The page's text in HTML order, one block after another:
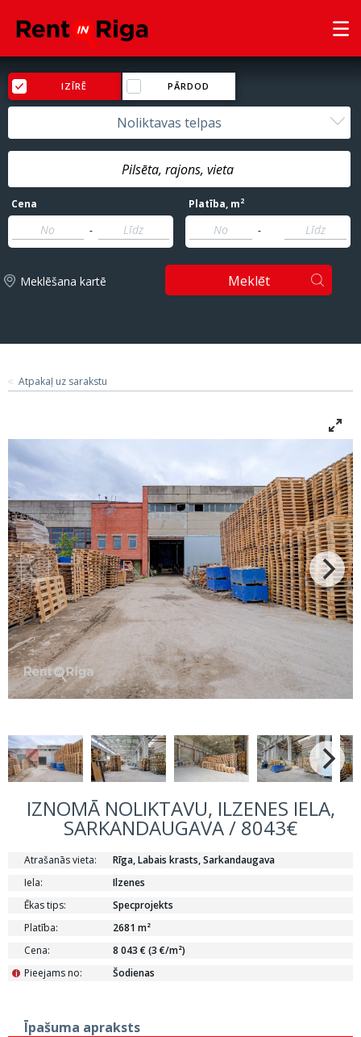
IZĪRĒ PĀRDOD
Noliktavas telpas
Cena
-
Platība, m2
-
Meklēšana kartē Meklēt
Atpakaļ uz sarakstu
IZNOMĀ NOLIKTAVU, ILZENES IELA,
SARKANDAUGAVA / 8043€
Atrašanās vieta:
Rīga, Labais krasts, Sarkandaugava
Iela:
Ilzenes
Ēkas tips:
Specprojekts
Platība:
2681 m²
Cena:
8 043 € (3 €/m²)
Pieejams no:
i Šodienas
Īpašuma apraksts